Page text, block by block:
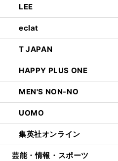
LEE
eclat
T JAPAN
HAPPY PLUS ONE
MEN'S NON-NO
UOMO
集英社オンライン
芸能・情報・スポーツ